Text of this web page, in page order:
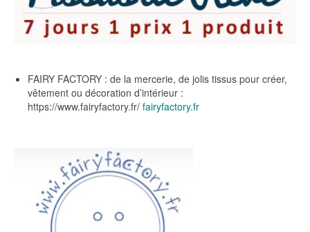
FAIRY FACTORY : de la mercerie, de jolis tissus pour créer,
vêtement ou décoration d’intérieur :
https://www.fairyfactory.fr/ fairyfactory.fr